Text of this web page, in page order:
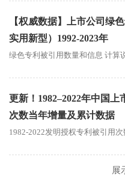
【权威数据】上市公司绿
实用新型）1992-2023年
绿色专利被引用数量和信息 计算
更新！1982–2022年中国
次数当年增量及累计数据
1982-2022发明授权专利被引用次
展